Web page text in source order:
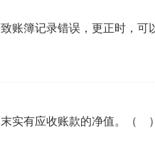
知识店铺
题库刷题、每日一练、打卡练习
互动社区
账簿记录错误，更正时，
实有应收账款的净值。（